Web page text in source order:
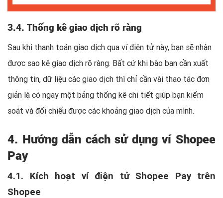
3.4. Thống kê giao dịch rõ ràng
Sau khi thanh toán giao dịch qua ví điện tử này, bạn sẽ nhận
được sao kê giao dịch rõ ràng. Bất cứ khi bào bạn cần xuất
thông tin, dữ liệu các giao dịch thì chỉ cần vài thao tác đơn
giản là có ngay một bảng thống kê chi tiết giúp bạn kiểm
soát và đối chiếu được các khoảng giao dịch của mình.
4. Hướng dẫn cách sử dụng ví Shopee
Pay
4.1. Kích hoạt ví điện tử Shopee Pay trên
Shopee